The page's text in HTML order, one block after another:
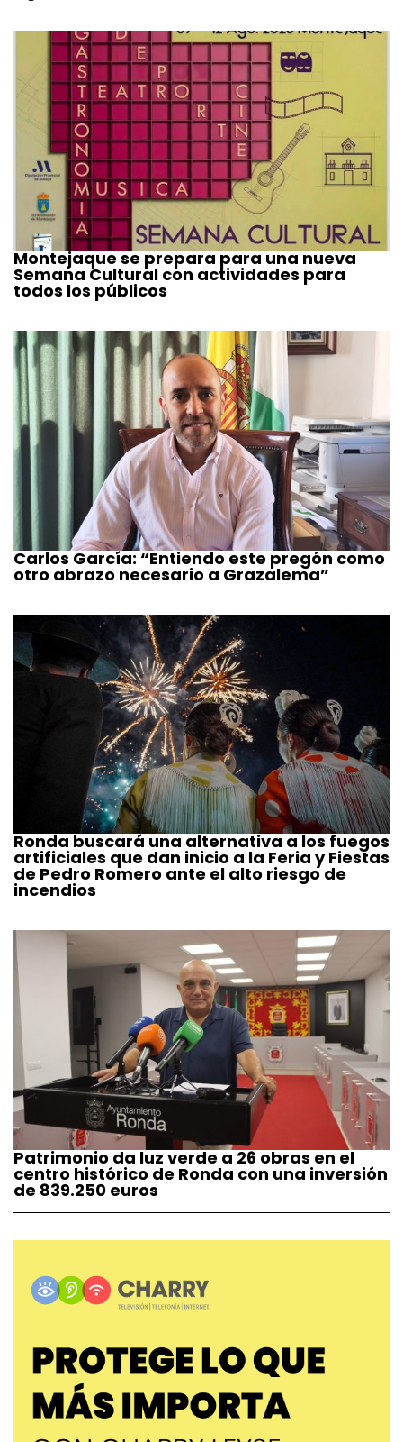
Montejaque se prepara para una nueva
Semana Cultural con actividades para
todos los públicos
Carlos García: “Entiendo este pregón como
otro abrazo necesario a Grazalema”
Ronda buscará una alternativa a los fuegos
artificiales que dan inicio a la Feria y Fiestas
de Pedro Romero ante el alto riesgo de
incendios
Patrimonio da luz verde a 26 obras en el
centro histórico de Ronda con una inversión
de 839.250 euros